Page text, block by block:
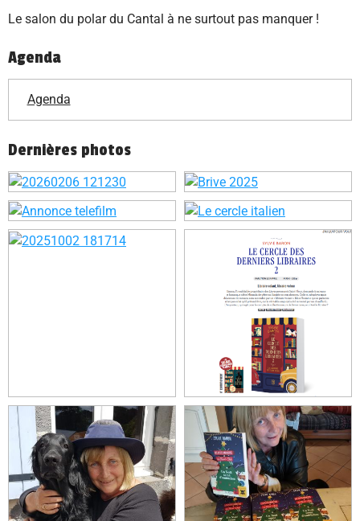
Le salon du polar du Cantal à ne surtout pas manquer !
Agenda
Agenda
Dernières photos